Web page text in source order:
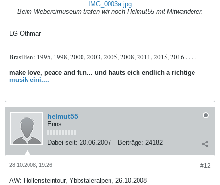
IMG_0003a.jpg
Beim Webereimuseum trafen wir noch Helmut55 mit Mitwanderer.
LG Othmar
Brasilien: 1995, 1998, 2000, 2003, 2005, 2008, 2011, 2015, 2016 . . . .
make love, peace and fun... und hauts eich endlich a richtige
musik eini....
helmut55
Enns
Dabei seit: 20.06.2007 Beiträge: 24182
#12
28.10.2008, 19:26
AW: Hollensteintour, Ybbstaleralpen, 26.10.2008